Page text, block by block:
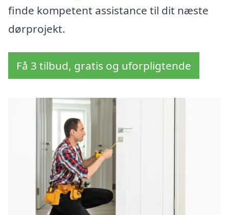
finde kompetent assistance til dit næste
dørprojekt.
Få 3 tilbud, gratis og uforpligtende